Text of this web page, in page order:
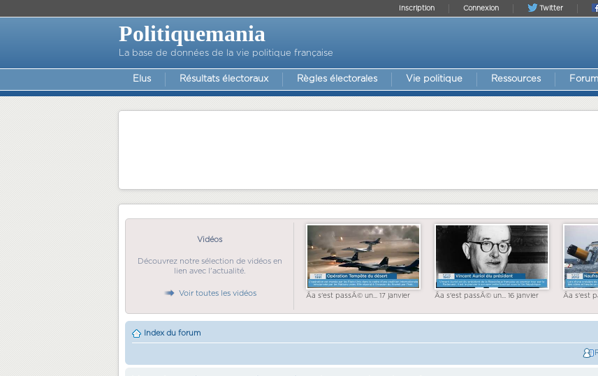
Twitter
Connexion
Inscription
Politiquemania
La base de données de la vie politique française
Elus Résultats électoraux Règles électorales Vie politique Ressources Forum
Vidéos
Découvrez notre sélection de vidéos en
lien avec l'actualité.
Voir toutes les vidéos Ãa s'est passÃ© un... 17 janvier Ãa s'est passÃ© un... 16 janvier Ãa s'est
Index du forum